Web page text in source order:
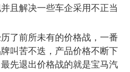
且解决一些车企采用不正当
了前所未有的价格战，一番
叫苦不迭，产品价格不断下
先退出价格战的就是宝马汽